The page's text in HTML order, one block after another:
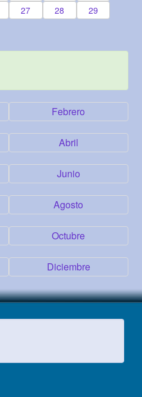
27 28
29
Febrero
Abril
Junio
Agosto
Octubre
Diciembre